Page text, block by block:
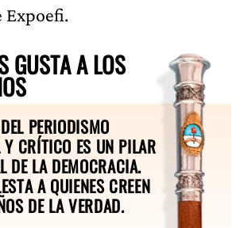
Expoefi.
GUSTA A LOS
PERIODISMO
Y CRÍTICO ES UN PILAR
DE LA DEMOCRACIA.
A QUIENES CREEN
DE LA VERDAD.